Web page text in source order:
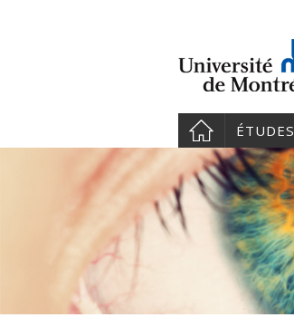
ÉTUDES